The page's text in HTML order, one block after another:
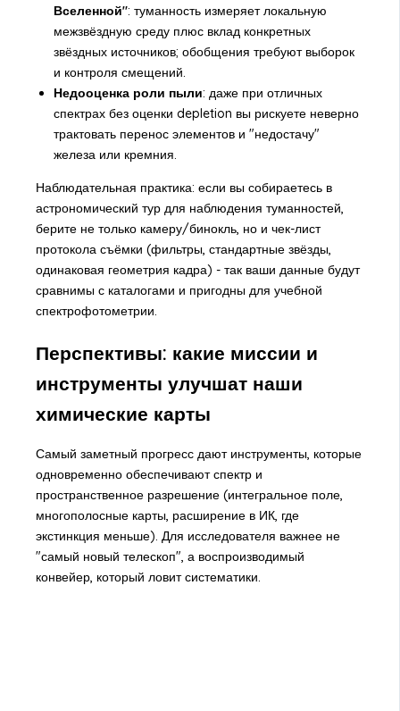
Вселенной": туманность измеряет локальную
межзвёздную среду плюс вклад конкретных
звёздных источников; обобщения требуют выборок
и контроля смещений.
Недооценка роли пыли: даже при отличных
спектрах без оценки depletion вы рискуете неверно
трактовать перенос элементов и "недостачу"
железа или кремния.
Наблюдательная практика: если вы собираетесь в
астрономический тур для наблюдения туманностей,
берите не только камеру/бинокль, но и чек-лист
протокола съёмки (фильтры, стандартные звёзды,
одинаковая геометрия кадра) - так ваши данные будут
сравнимы с каталогами и пригодны для учебной
спектрофотометрии.
Перспективы: какие миссии и
инструменты улучшат наши
химические карты
Самый заметный прогресс дают инструменты, которые
одновременно обеспечивают спектр и
пространственное разрешение (интегральное поле,
многополосные карты, расширение в ИК, где
экстинкция меньше). Для исследователя важнее не
"самый новый телескоп", а воспроизводимый
конвейер, который ловит систематики.